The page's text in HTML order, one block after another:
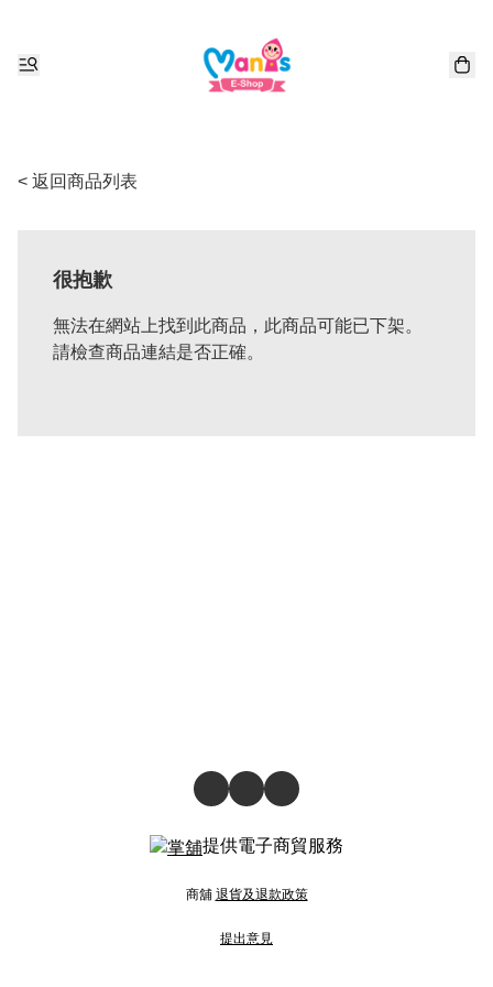
< 返回商品列表
很抱歉
無法在網站上找到此商品，此商品可能已下架。
請檢查商品連結是否正確。
提供電子商貿服務
商舖 退貨及退款政策
提出意見